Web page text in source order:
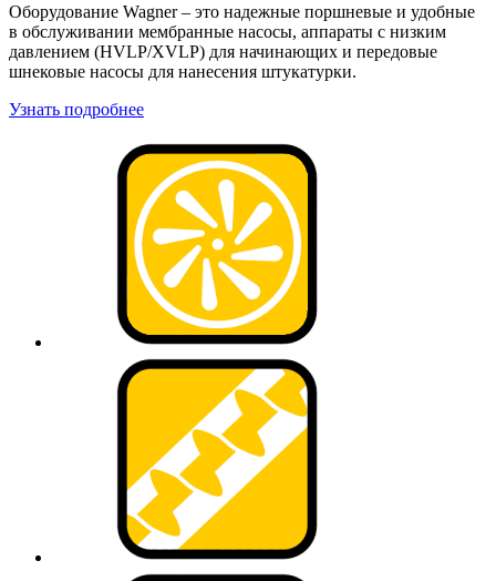
Оборудование Wagner – это надежные поршневые и удобные
в обслуживании мембранные насосы, аппараты с низким
давлением (HVLP/XVLP) для начинающих и передовые
шнековые насосы для нанесения штукатурки.
Узнать подробнее